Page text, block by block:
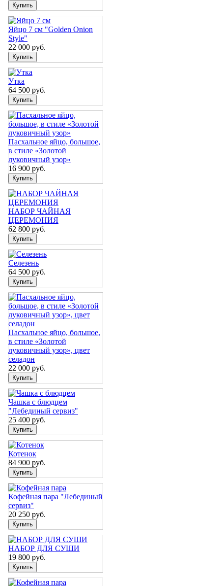
Яйцо 7 см "Golden Onion
Style"
22 000 руб.
Утка
64 500 руб.
Пасхальное яйцо, большое,
в стиле «Золотой
луковичный узор»
16 900 руб.
НАБОР ЧАЙНАЯ
ЦЕРЕМОНИЯ
62 800 руб.
Селезень
64 500 руб.
Пасхальное яйцо, большое,
в стиле «Золотой
луковичный узор», цвет
селадон
22 000 руб.
Чашка с блюдцем
"Лебединый сервиз"
25 400 руб.
Котенок
84 900 руб.
Кофейная пара "Лебединый
сервиз"
20 250 руб.
НАБОР ДЛЯ СУШИ
19 800 руб.